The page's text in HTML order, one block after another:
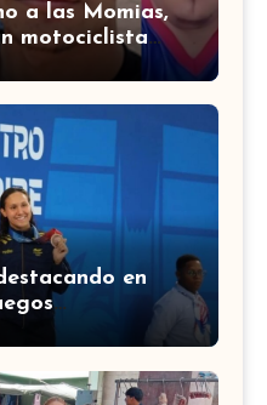
a las Momias,
motociclista
en
con 43